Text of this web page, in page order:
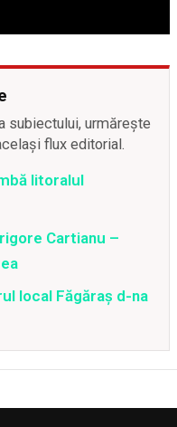
subiectului, urmărește
flux editorial.
litoralul
Cartianu –
local Făgăraș d-na